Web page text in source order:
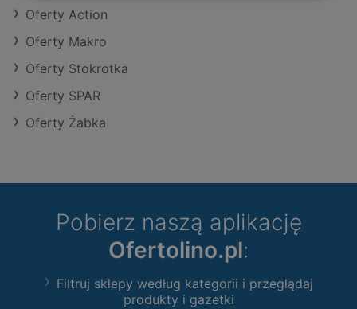
Oferty Action
Oferty Makro
Oferty Stokrotka
Oferty SPAR
Oferty Żabka
Pobierz naszą aplikację
Ofertolino.pl:
Filtruj sklepy według kategorii i przeglądaj
produkty i gazetki